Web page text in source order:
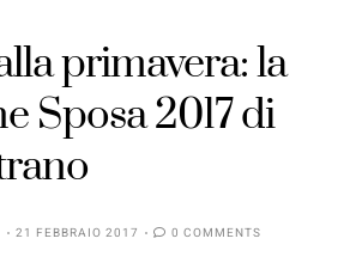
primavera: la
Sposa 2017 di
21 FEBBRAIO 2017 0 COMMENTS